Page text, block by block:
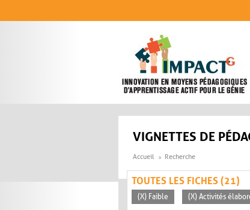
VIGNETTES DE
Accueil Recherche
TOUTES LES FICHES (21)
(X) Faible (X) Activités